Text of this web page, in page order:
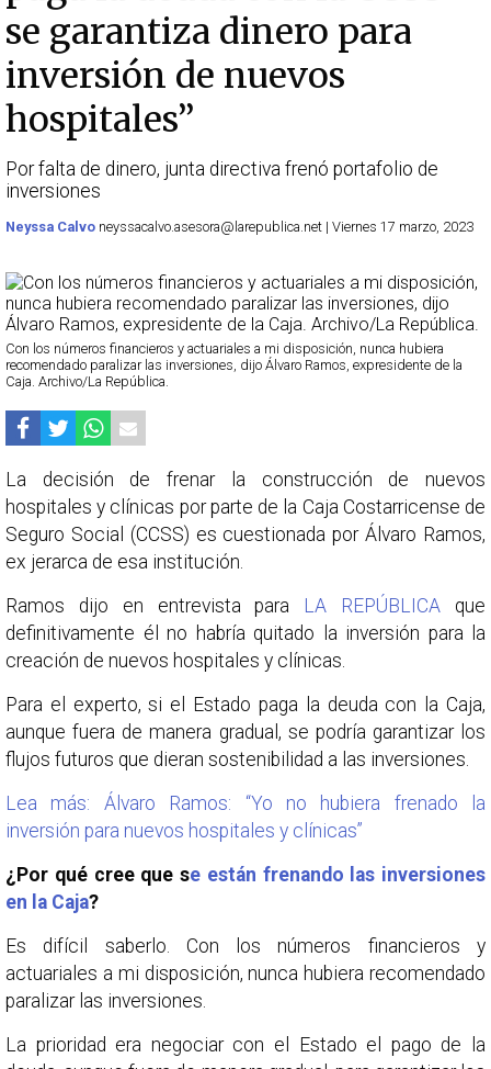
se garantiza dinero para
inversión de nuevos
hospitales”
Por falta de dinero, junta directiva frenó portafolio de
inversiones
Neyssa Calvo neyssacalvo.asesora@larepublica.net | Viernes 17 marzo, 2023
Con los números financieros y actuariales a mi disposición, nunca hubiera
recomendado paralizar las inversiones, dijo Álvaro Ramos, expresidente de la
Caja. Archivo/La República.
La decisión de frenar la construcción de nuevos
hospitales y clínicas por parte de la Caja Costarricense de
Seguro Social (CCSS) es cuestionada por Álvaro Ramos,
ex jerarca de esa institución.
Ramos dijo en entrevista para
LA REPÚBLICA que
definitivamente él no habría quitado la inversión para la
creación de nuevos hospitales y clínicas.
Para el experto, si el Estado paga la deuda con la Caja,
aunque fuera de manera gradual, se podría garantizar los
flujos futuros que dieran sostenibilidad a las inversiones.
Lea más: Álvaro Ramos: “Yo no hubiera frenado la
inversión para nuevos hospitales y clínicas”
¿Por qué cree que se están frenando las inversiones
en la Caja?
Es difícil saberlo. Con los números financieros y
actuariales a mi disposición, nunca hubiera recomendado
paralizar las inversiones.
La prioridad era negociar con el Estado el pago de la